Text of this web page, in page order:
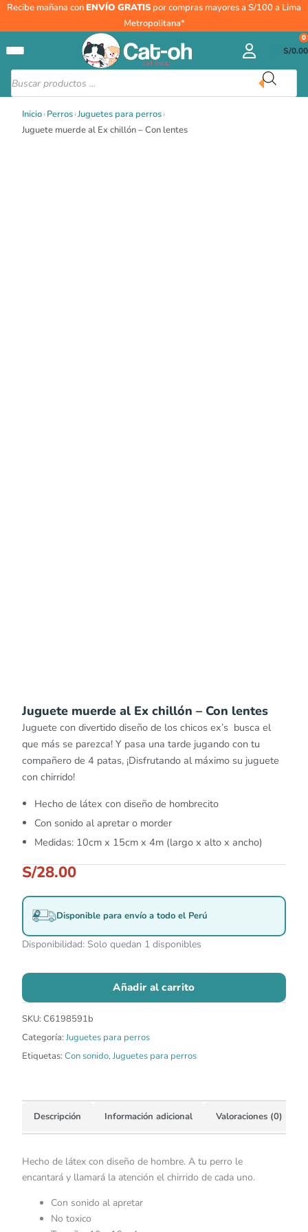
Recibe mañana conENVÍO GRATIS por compras mayores a S/100 a Lima
Metropolitana*
Búsqueda
de
productos
S/0.00
0
Inicio›Perros›Juguetes para perros›
Juguete muerde al Ex chillón – Con lentes
Juguete muerde al Ex chillón – Con lentes
Juguete con divertido diseño de los chicos ex’s busca el
que más se parezca! Y pasa una tarde jugando con tu
compañero de 4 patas, ¡Disfrutando al máximo su juguete
con chirrido!
Hecho de látex con diseño de hombrecito
Con sonido al apretar o morder
Medidas: 10cm x 15cm x 4m (largo x alto x ancho)
S/28.00
Disponible para envío a todo el Perú
Disponibilidad: Solo quedan 1 disponibles
Juguete
Ex
chillón
-
lentes
cantidad
Añadir al carrito
SKU: C6198591b
Categoría: Juguetes para perros
Etiquetas: Con sonido,Juguetes para perros
Descripción Información adicional Valoraciones (0)
Hecho de látex con diseño de hombre. A tu perro le
encantará y llamará la atención el chirrido de cada uno.
Con sonido al apretar
No toxico